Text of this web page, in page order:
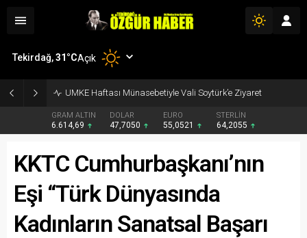
UMKE Haftası Münasebetiyle Vali Soytürk’e Ziyaret
GRAM ALTIN
6.614,69
DOLAR
47,7050
EURO
55,0521
STERLİN
64,2055
Tekirdağ,31°CAçık
KKTC Cumhurbaşkanı’nın
Eşi “Türk Dünyasında
Kadınların Sanatsal Başarı